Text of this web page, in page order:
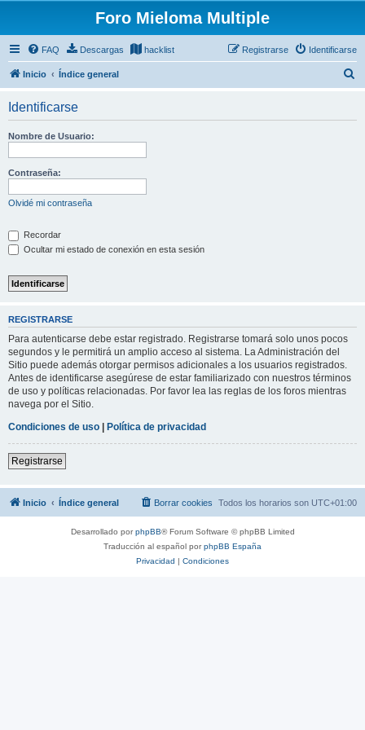
Foro Mieloma Multiple
FAQ Descargas hacklist Identificarse
Registrarse
Inicio Índice general
Identificarse
Nombre de Usuario:
Contraseña:
Olvidé mi contraseña
Recordar
Ocultar mi estado de conexión en esta sesión
REGISTRARSE
Para autenticarse debe estar registrado. Registrarse tomará solo unos pocos
segundos y le permitirá un amplio acceso al sistema. La Administración del
Sitio puede además otorgar permisos adicionales a los usuarios registrados.
Antes de identificarse asegúrese de estar familiarizado con nuestros términos
de uso y políticas relacionadas. Por favor lea las reglas de los foros mientras
navega por el Sitio.
Condiciones de uso | Política de privacidad
Registrarse
Inicio Índice general Todos los horarios son UTC+01:00
Borrar cookies
Desarrollado porphpBB® Forum Software © phpBB Limited
Traducción al español porphpBB España
Privacidad | Condiciones